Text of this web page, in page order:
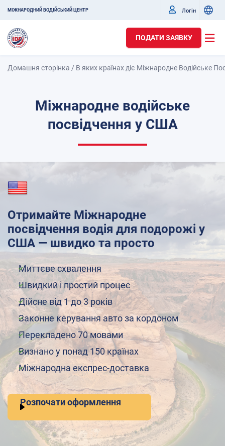
МІЖНАРОДНИЙ ВОДІЙСЬКИЙ ЦЕНТР Логін
ПОДАТИ ЗАЯВКУ
Домашня сторінка / В яких країнах діє Міжнародне Водійське
Міжнародне водійське
посвідчення у США
Отримайте Міжнародне
посвідчення водія для подорожі у
США — швидко та просто
Миттєве схвалення
Швидкий і простий процес
Дійсне від 1 до 3 років
Законне керування авто за кордоном
Перекладено 70 мовами
Визнано у понад 150 країнах
Міжнародна експрес-доставка
Розпочати оформлення